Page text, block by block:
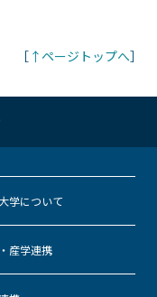
［ ↑ページトップへ］
学について
産学連携